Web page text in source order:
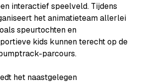
interactief speelveld. Tijdens
het animatieteam allerlei
speurtochten en
kids kunnen terecht op de
parcours.
het naastgelegen